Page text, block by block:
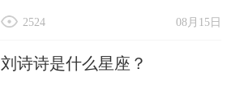
08月15日
2524
刘诗诗是什么星座？